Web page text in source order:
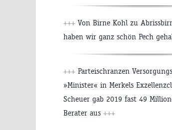
+++ Von Birne Kohl zu
haben wir ganz schön Pech
+++ Parteischranzen
»Minister« in Merkels
Scheuer gab 2019 fast 49
Berater aus +++